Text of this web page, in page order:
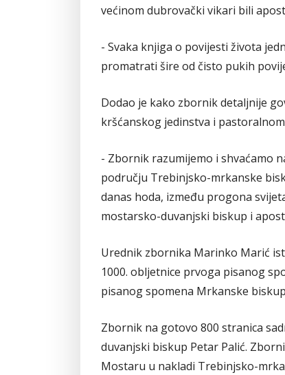
većinom dubrovački vikari bili
- Svaka knjiga o povijesti života
promatrati šire od čisto pukih
Dodao je kako zbornik detaljnije
kršćanskog jedinstva i
- Zbornik razumijemo i shvaćamo
području Trebinjsko-mrkanske
danas hoda, između progona
mostarsko-duvanjski biskup i
Urednik zbornika Marinko Marić
1000. obljetnice prvoga pisanog
pisanog spomena Mrkanske
Zbornik na gotovo 800 stranica
duvanjski biskup Petar Palić.
Mostaru u nakladi Trebinjsko-